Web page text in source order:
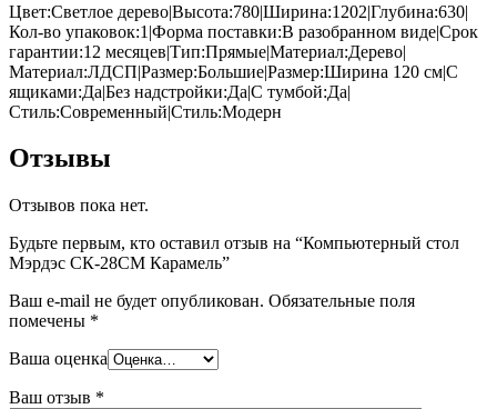
Цвет:Светлое дерево|Высота:780|Ширина:1202|Глубина:630|
Кол-во упаковок:1|Форма поставки:В разобранном виде|Срок
гарантии:12 месяцев|Тип:Прямые|Материал:Дерево|
Материал:ЛДСП|Размер:Большие|Размер:Ширина 120 см|С
ящиками:Да|Без надстройки:Да|С тумбой:Да|
Стиль:Современный|Стиль:Модерн
Отзывы
Отзывов пока нет.
Будьте первым, кто оставил отзыв на “Компьютерный стол
Мэрдэс СК-28СМ Карамель”
Ваш e-mail не будет опубликован. Обязательные поля
помечены *
Ваша оценка
Ваш отзыв *